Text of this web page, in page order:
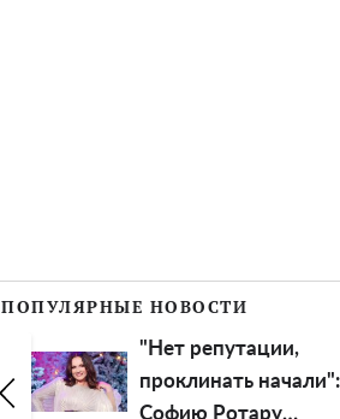
ПОПУЛЯРНЫЕ НОВОСТИ
"Она чудом осталась
жива": Дмитрий
Комаров рассказал о